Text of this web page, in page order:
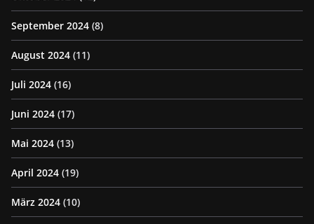
September 2024 (8)
August 2024 (11)
Juli 2024 (16)
Juni 2024 (17)
Mai 2024 (13)
April 2024 (19)
März 2024 (10)